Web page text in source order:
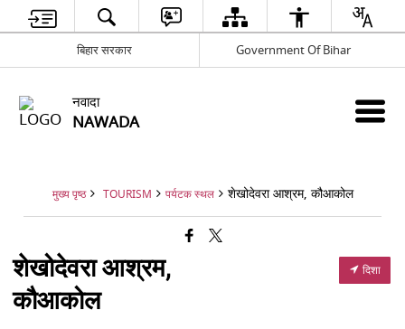
बिहार सरकार Government Of Bihar
नवादा
NAWADA
मुख्य पृष्ठ TOURISM पर्यटक स्थल शेखोदेवरा आश्रम, कौआकोल
शेखोदेवरा आश्रम,
कौआकोल
दिशा